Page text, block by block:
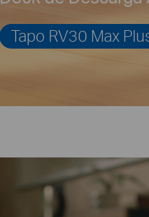
Tapo RV30 Max